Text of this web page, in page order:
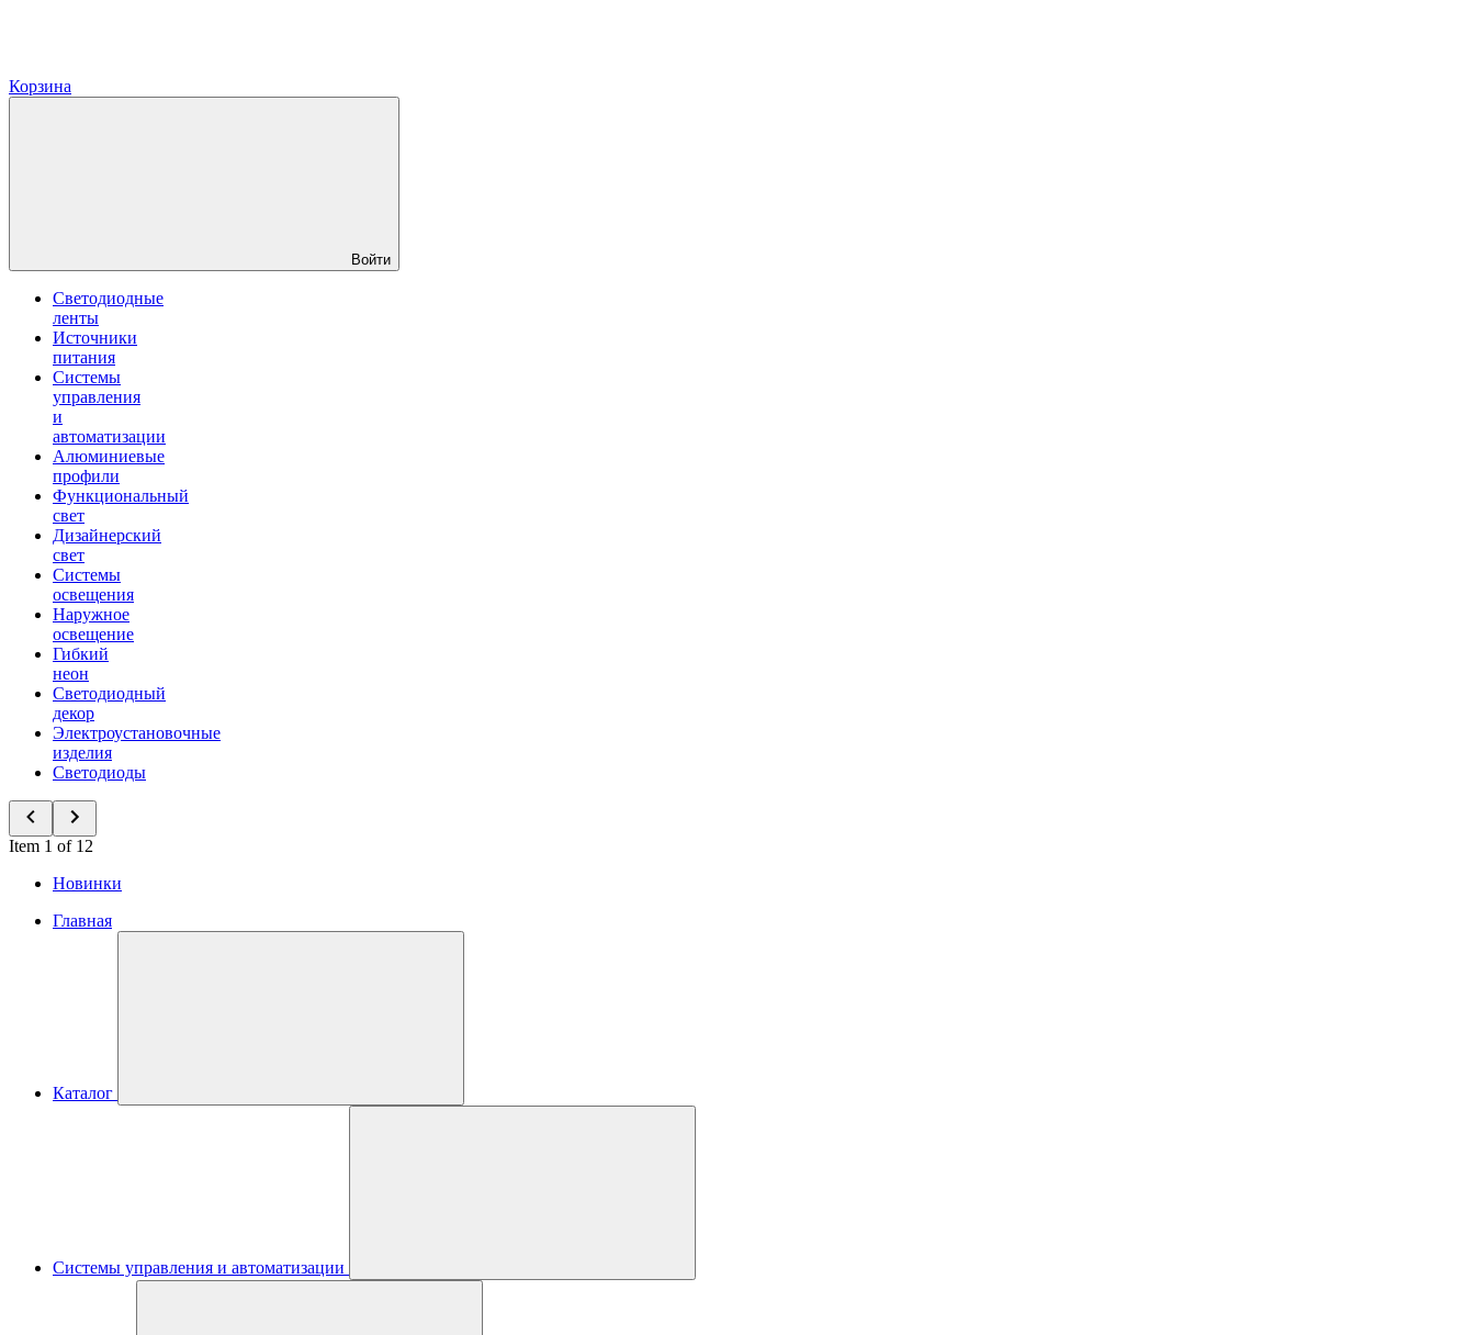
Корзина
Войти
Светодиодные
ленты
Источники
питания
Системы
управления
и
автоматизации
Алюминиевые
профили
Функциональный
свет
Дизайнерский
свет
Системы
освещения
Наружное
освещение
Гибкий
неон
Светодиодный
декор
Электроустановочные
изделия
Светодиоды
Item 1 of 12
Новинки
Главная
Каталог
Системы управления и автоматизации